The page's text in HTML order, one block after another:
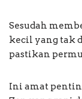
Sesudah
kecil yang tak
pastikan
Ini amat